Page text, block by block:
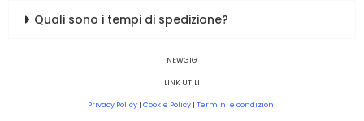
Quali sono i tempi di spedizione?
NEWGIG
LINK UTILI
Privacy Policy | Cookie Policy | Termini e condizioni